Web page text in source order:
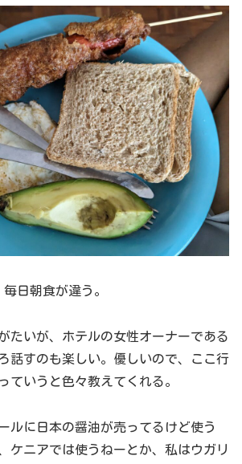
日朝食が違う。
たいが、ホテルの女性オーナーである
話すのも楽しい。優しいので、ここ行
ていうと色々教えてくれる。
ルに日本の醤油が売ってるけど使う
ケニアでは使うねーとか、私はウガリ